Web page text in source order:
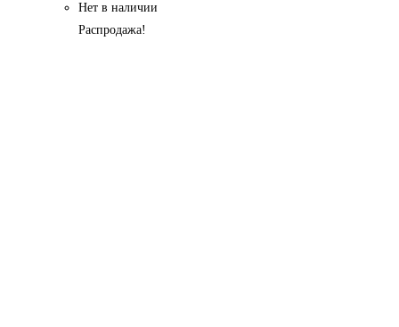
Нет в наличии
Распродажа!